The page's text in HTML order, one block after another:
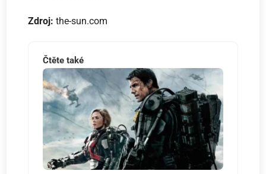
Zdroj: the-sun.com
Čtěte také